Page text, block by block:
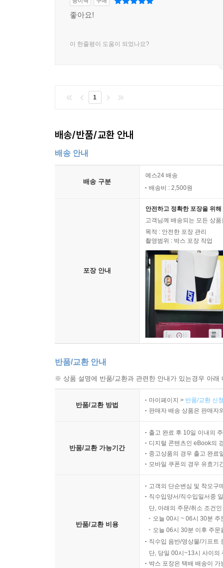
좋아요!
이 한줄평이 도움이 되었나요?
1
배송/반품/교환 안내
배송 안내
배송 구분
예스24 배송
배송비 : 2,500원
포장 안내
안전하고 정확한 포장을 위
고객님께 배송되는 모든 상
목적 : 안전한 포장 관리
촬영범위 : 박스 포장 작업
반품/교환 안내
※ 상품 설명에 반품/교환과 관련한 안내가 있는경우 아
반품/교환 방법
마이페이지 > 반품/교환 신
판매자 배송 상품은 판매자
반품/교환 가능기간
출고 완료 후 10일 이내의
디지털 콘텐츠인 eBook의
중고상품의 경우 출고 완료
모바일 쿠폰의 경우 유효기
반품/교환 비용
고객의 단순변심 및 착오구
직수입양서/직수입일서중
단, 아래의 주문/취소 조건
오늘 00시 ~ 06시 30분
오늘 06시 30분 이후 주
직수입 음반/영상물/기프트
단, 당일 00시~13시 사이의
박스 포장은 택배 배송이